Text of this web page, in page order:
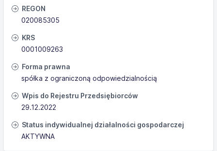
REGON
020085305
KRS
0001009263
Forma prawna
spółka z ograniczoną odpowiedzialnością
Wpis do Rejestru Przedsiębiorców
29.12.2022
Status indywidualnej działalności gospodarczej
AKTYWNA